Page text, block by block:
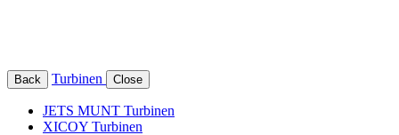
Back Turbinen Close
JETS MUNT Turbinen
XICOY Turbinen